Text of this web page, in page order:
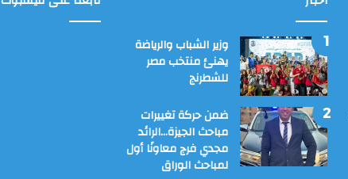
وزير الشباب والرياضة
يهنئ منتخب مصر
للشطرنج
ضمن حركة تغييرات
مباحث الجيزة…الرائد
مجدي فرج معاونًا أول
لمباحث الوراق